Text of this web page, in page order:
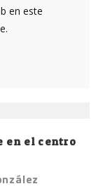
en este
en el centro